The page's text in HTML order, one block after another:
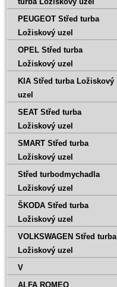
PEUGEOT Střed turba
Ložiskový uzel
OPEL Střed turba
Ložiskový uzel
KIA Střed turba Ložiskový
uzel
SEAT Střed turba
Ložiskový uzel
SMART Střed turba
Ložiskový uzel
Střed turbodmychadla
Ložiskový uzel
ŠKODA Střed turba
Ložiskový uzel
VOLKSWAGEN Střed turba
Ložiskový uzel
V
ALFA ROMEO